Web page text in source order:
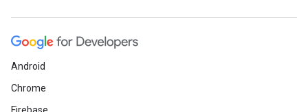
Android
Chrome